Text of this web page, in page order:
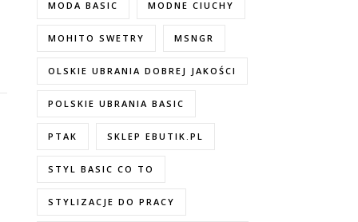
MODA BASIC MODNE CIUCHY
MOHITO SWETRY MSNGR
OLSKIE UBRANIA DOBREJ JAKOŚCI
POLSKIE UBRANIA BASIC
PTAK SKLEP EBUTIK.PL
STYL BASIC CO TO
STYLIZACJE DO PRACY